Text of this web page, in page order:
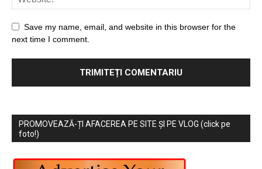
Save my name, email, and website in this browser for the
next time I comment.
PROMOVEAZĂ-ȚI AFACEREA PE SITE ȘI PE VLOG (click pe
foto!)